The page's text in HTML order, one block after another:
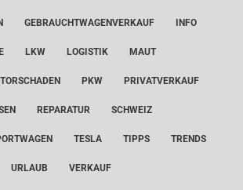
GEBRAUCHTWAGENVERKAUF INFO
LKW LOGISTIK MAUT
PKW PRIVATVERKAUF
REPARATUR SCHWEIZ
TESLA TIPPS TRENDS
URLAUB VERKAUF